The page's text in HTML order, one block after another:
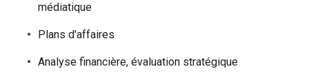
médiatique
Plans d'affaires
Analyse financière, évaluation stratégique